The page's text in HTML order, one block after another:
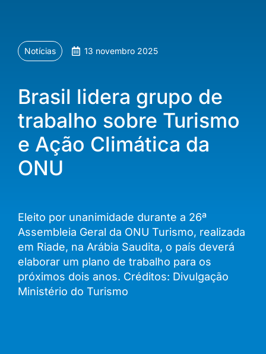
Notícias 13 novembro 2025
Brasil lidera grupo de
trabalho sobre Turismo
e Ação Climática da
ONU
Eleito por unanimidade durante a 26ª
Assembleia Geral da ONU Turismo, realizada
em Riade, na Arábia Saudita, o país deverá
elaborar um plano de trabalho para os
próximos dois anos. Créditos: Divulgação
Ministério do Turismo